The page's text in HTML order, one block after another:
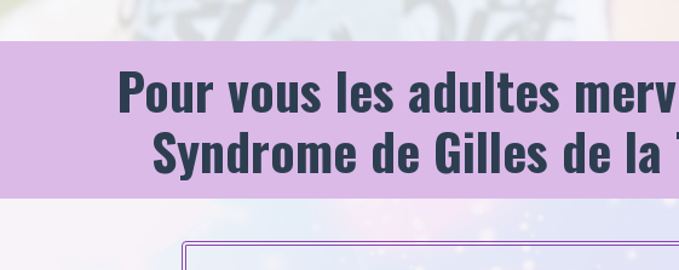
Pour vous les adultes
Syndrome de Gilles de